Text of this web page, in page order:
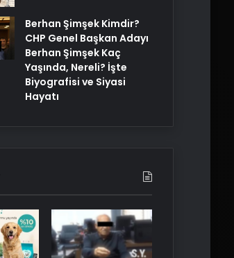
Berhan Şimşek Kimdir?
CHP Genel Başkan Adayı
Berhan Şimşek Kaç
Yaşında, Nereli? İşte
Biyografisi ve Siyasi
Hayatı